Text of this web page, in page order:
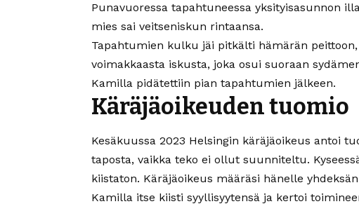
Punavuoressa tapahtuneessa yksityisasunnon
mies sai veitseniskun rintaansa.
Tapahtumien kulku jäi pitkälti hämärän
voimakkaasta iskusta, joka osui suoraan
Kamilla pidätettiin pian tapahtumien jälkeen.
Käräjäoikeuden tuomio
Kesäkuussa 2023 Helsingin käräjäoikeus antoi
taposta, vaikka teko ei ollut suunniteltu.
kiistaton. Käräjäoikeus määräsi hänelle
Kamilla itse kiisti syyllisyytensä ja kertoi